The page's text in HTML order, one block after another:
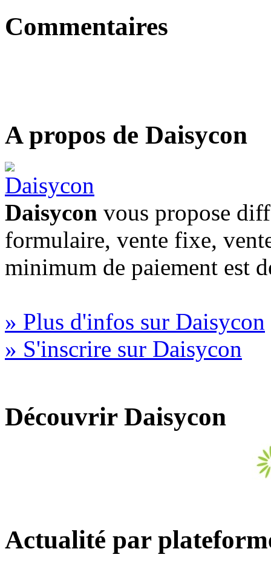
Commentaires
A propos de Daisycon
Daisycon vous propose
formulaire, vente fixe,
minimum de paiement est
» Plus d'infos sur Daisycon
» S'inscrire sur Daisycon
Découvrir Daisycon
Actualité par